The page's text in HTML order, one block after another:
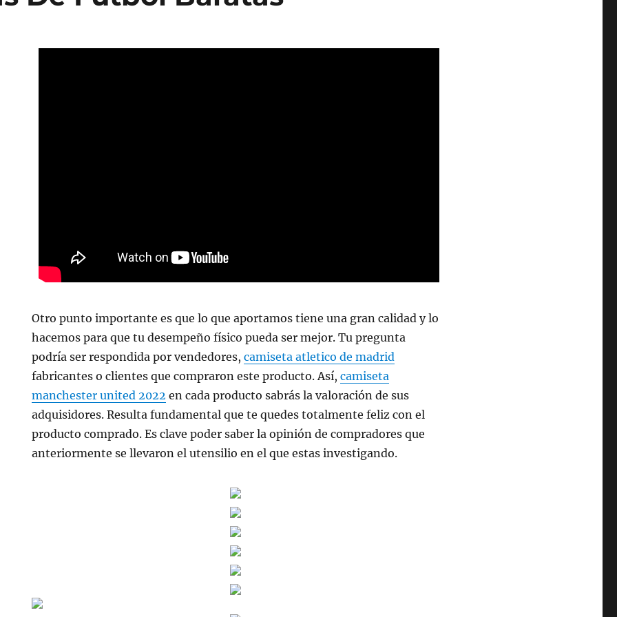
Otro punto importante es que lo que aportamos tiene una gran calidad y lo
hacemos para que tu desempeño físico pueda ser mejor. Tu pregunta
podría ser respondida por vendedores,camiseta atletico de madrid
fabricantes o clientes que compraron este producto. Así,camiseta
manchester united 2022 en cada producto sabrás la valoración de sus
adquisidores. Resulta fundamental que te quedes totalmente feliz con el
producto comprado. Es clave poder saber la opinión de compradores que
anteriormente se llevaron el utensilio en el que estas investigando.